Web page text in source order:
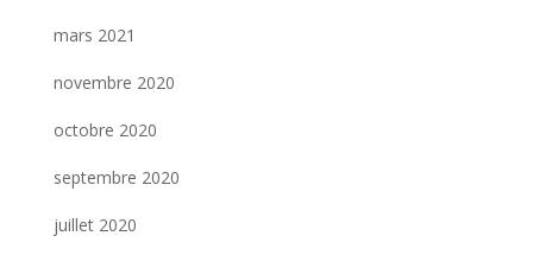
mars 2021
novembre 2020
octobre 2020
septembre 2020
juillet 2020